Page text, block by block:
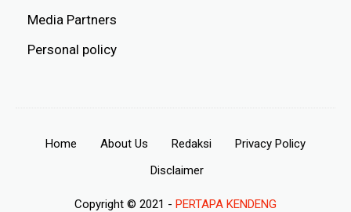
Media Partners
Personal policy
Home About Us Redaksi
Privacy Policy
Disclaimer
Copyright © 2021 - PERTAPA KENDENG